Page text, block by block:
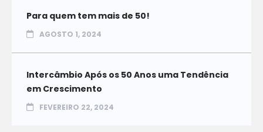
Para quem tem mais de 50!
AGOSTO 1, 2024
Intercâmbio Após os 50 Anos uma Tendência
em Crescimento
FEVEREIRO 22, 2024